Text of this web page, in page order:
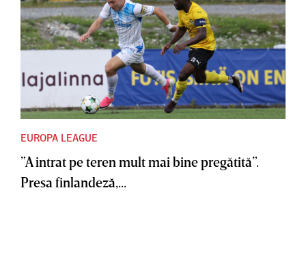
EUROPA LEAGUE
”A intrat pe teren mult mai bine pregătită”.
Presa finlandeză,...